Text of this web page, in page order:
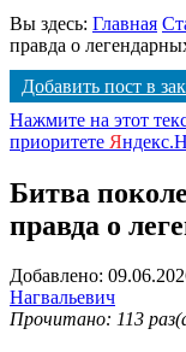
Вы здесь: Главная
правда о
Добавить пост в
Нажмите на этот
приоритете Я
Битва
правда о
Добавлено:
Нагвальевич
Прочитано: 113